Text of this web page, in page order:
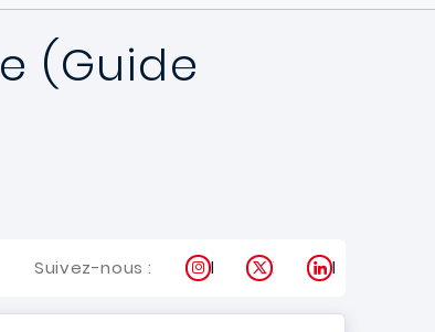
(Guide
Suivez-nous : Instagram
X LinkedIn